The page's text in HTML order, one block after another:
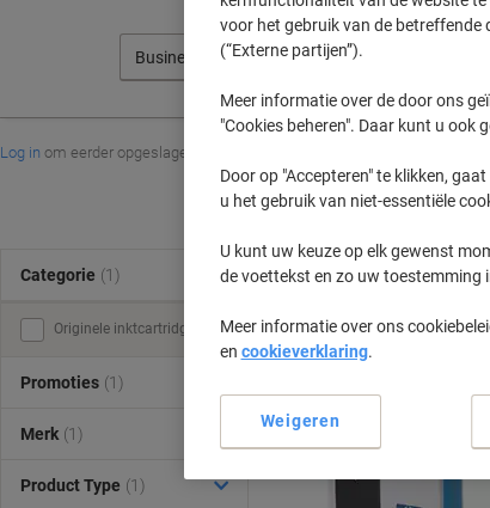
Business System Intl
Log in om eerder opgeslagen printers en/of eerder gekochte cartridges te
Business
Sorteer op:
Categorie (1)
Originele inktcartridges (1)
Promoties (1)
Merk (1)
Product Type (1)
voor het gebruik van de
(“Externe partijen”).
Meer informatie over de door ons
"Cookies beheren". Daar kunt u ook
Door op "Accepteren" te klikken,
u het gebruik van niet-essentiële
U kunt uw keuze op elk gewenst
de voettekst en zo uw toestemming
Meer informatie over ons
en cookieverklaring.
Weigeren